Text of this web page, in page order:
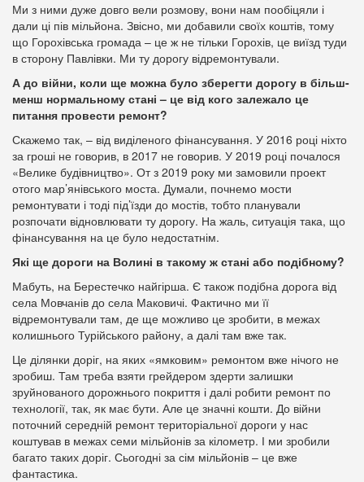
Ми з ними дуже довго вели розмову, вони нам пообіцяли і
дали ці пів мільйона. Звісно, ми добавили своїх коштів, тому
що Горохівська громада – це ж не тільки Горохів, це виїзд туди
в сторону Павлівки. Ми ту дорогу відремонтували.
А до війни, коли ще можна було зберегти дорогу в більш-
менш нормальному стані – це від кого залежало це
питання провести ремонт?
Скажемо так, – від виділеного фінансування. У 2016 році ніхто
за гроші не говорив, в 2017 не говорив. У 2019 році почалося
«Велике будівництво». От з 2019 року ми замовили проект
отого мар’янівського моста. Думали, почнемо мости
ремонтувати і тоді під’їзди до мостів, тобто планували
розпочати відновлювати ту дорогу. На жаль, ситуація така, що
фінансування на це було недостатнім.
Які ще дороги на Волині в такому ж стані або подібному?
Мабуть, на Берестечко найгірша. Є також подібна дорога від
села Мовчанів до села Маковичі. Фактично ми її
відремонтували там, де ще можливо це зробити, в межах
колишнього Турійського району, а далі там вже так.
Це ділянки доріг, на яких «ямковим» ремонтом вже нічого не
зробиш. Там треба взяти грейдером здерти залишки
зруйнованого дорожнього покриття і далі робити ремонт по
технології, так, як має бути. Але це значні кошти. До війни
поточний середній ремонт територіальної дороги у нас
коштував в межах семи мільйонів за кілометр. І ми зробили
багато таких доріг. Сьогодні за сім мільйонів – це вже
фантастика.